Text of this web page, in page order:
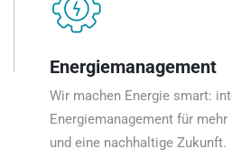
Energiemanagement
Wir machen Energie smart:
Energiemanagement für
und eine nachhaltige Zukunft.